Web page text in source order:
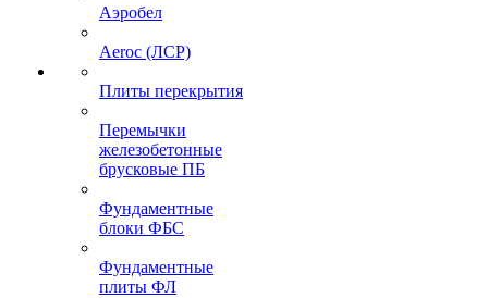
Аэробел
Aeroc (ЛСР)
Плиты перекрытия
Перемычки
железобетонные
брусковые ПБ
Фундаментные
блоки ФБС
Фундаментные
плиты ФЛ